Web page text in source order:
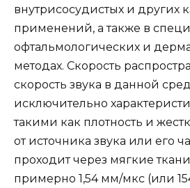
внутрисосудистых и других
применений, а также в
офтальмологических и
методах. Скорость
скорость звука в данной
исключительно
такими как плотность и
от источника звука или его
проходит через мягкие
примерно 1,54 мм/мкс (или